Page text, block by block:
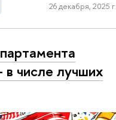
26 декабря, 2025 г.
числе лучших